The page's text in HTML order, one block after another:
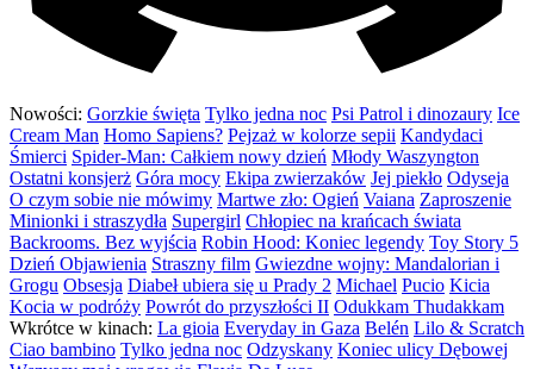
Nowości: Gorzkie święta Tylko jedna noc Psi Patrol i dinozaury Ice
Cream Man Homo Sapiens? Pejzaż w kolorze sepii Kandydaci
Śmierci Spider-Man: Całkiem nowy dzień Młody Waszyngton
Ostatni konsjerż Góra mocy Ekipa zwierzaków Jej piekło Odyseja
O czym sobie nie mówimy Martwe zło: Ogień Vaiana Zaproszenie
Minionki i straszydła Supergirl Chłopiec na krańcach świata
Backrooms. Bez wyjścia Robin Hood: Koniec legendy Toy Story 5
Dzień Objawienia Straszny film Gwiezdne wojny: Mandalorian i
Grogu Obsesja Diabeł ubiera się u Prady 2 Michael Pucio Kicia
Kocia w podróży Powrót do przyszłości II Odukkam Thudakkam
Wkrótce w kinach: La gioia Everyday in Gaza Belén Lilo & Scratch
Ciao bambino Tylko jedna noc Odzyskany Koniec ulicy Dębowej